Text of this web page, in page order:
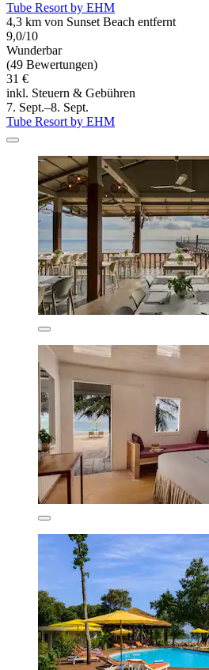
Tube Resort by EHM
4,3 km von Sunset Beach entfernt
9,0/10
Wunderbar
(49 Bewertungen)
31 €
inkl. Steuern & Gebühren
7. Sept.–8. Sept.
Tube Resort by EHM